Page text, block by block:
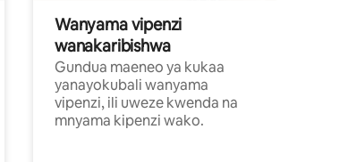
Wanyama vipenzi
wanakaribishwa
Gundua maeneo ya kukaa
yanayokubali wanyama
vipenzi, ili uweze kwenda na
mnyama kipenzi wako.